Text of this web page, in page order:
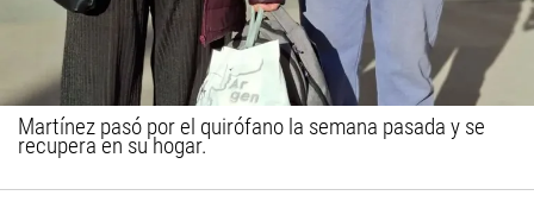
Martínez pasó por el quirófano la semana pasada y se
recupera en su hogar.